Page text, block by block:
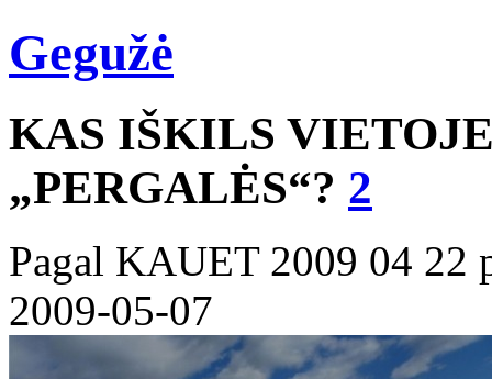
Gegužė
KAS IŠKILS
„PERGALĖS“? 2
Pagal KAUET 2009 04 22
2009-05-07